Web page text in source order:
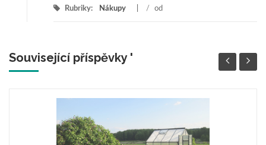
Rubriky: Nákupy / od
Související příspěvky '